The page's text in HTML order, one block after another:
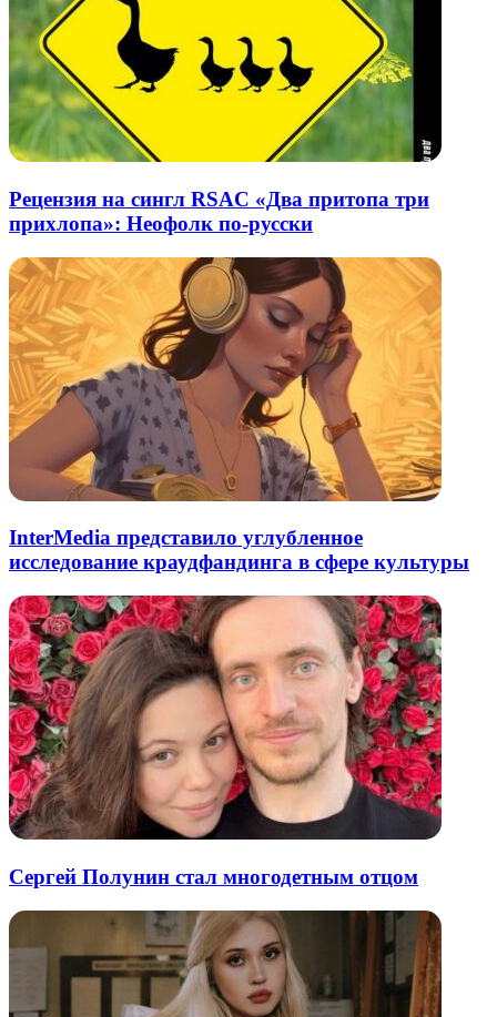
Рецензия на сингл RSAC «Два притопа три
прихлопа»: Неофолк по-русски
InterMedia представило углубленное
исследование краудфандинга в сфере культуры
Сергей Полунин стал многодетным отцом